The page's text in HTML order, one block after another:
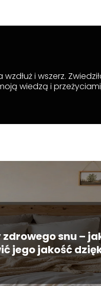
i wszerz.
wiedzą i
snu –
jego jakość
psychologii